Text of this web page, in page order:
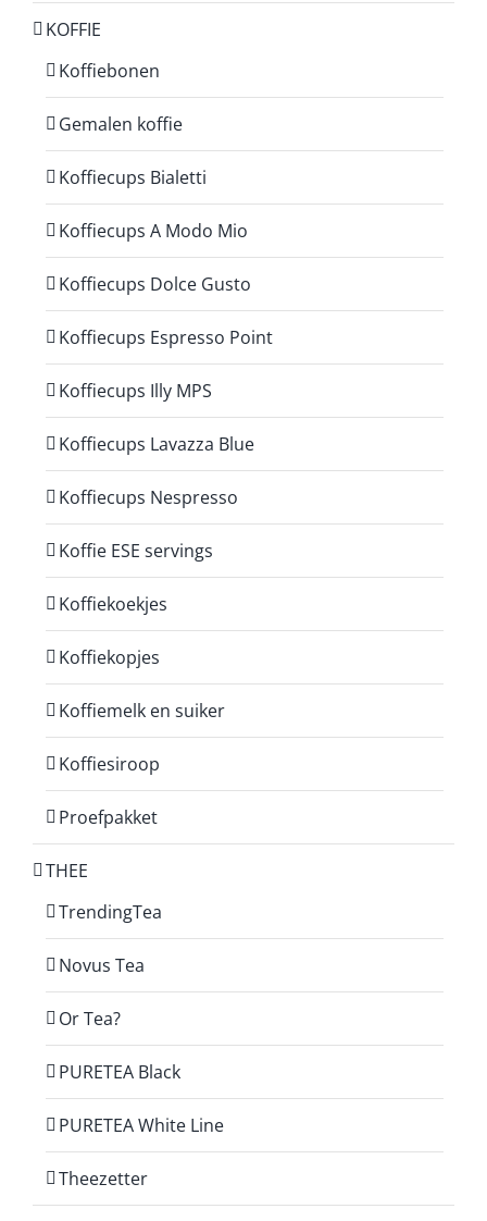
KOFFIE
Koffiebonen
Gemalen koffie
Koffiecups Bialetti
Koffiecups A Modo Mio
Koffiecups Dolce Gusto
Koffiecups Espresso Point
Koffiecups Illy MPS
Koffiecups Lavazza Blue
Koffiecups Nespresso
Koffie ESE servings
Koffiekoekjes
Koffiekopjes
Koffiemelk en suiker
Koffiesiroop
Proefpakket
THEE
TrendingTea
Novus Tea
Or Tea?
PURETEA Black
PURETEA White Line
Theezetter